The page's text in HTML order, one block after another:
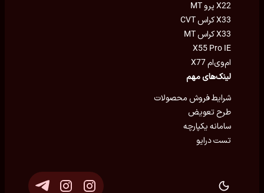
X22 پرو MT
X33 کراس CVT
X33 کراس MT
X55 Pro IE
ام‌وی‌ام X77
لینک‌های مهم
شرایط فروش محصولات
طرح تعویض
سامانه یکپارچه
تست درایو